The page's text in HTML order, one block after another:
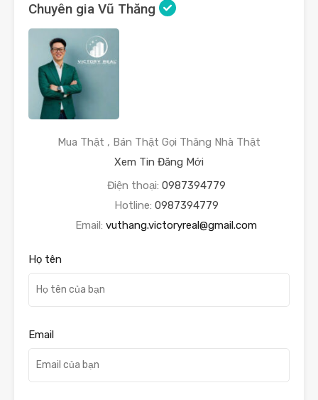
Chuyên gia Vũ Thăng
Mua Thật , Bán Thật Gọi Thăng Nhà Thật
Xem Tin Đăng Mới
Điện thoại: 0987394779
Hotline: 0987394779
Email: vuthang.victoryreal@gmail.com
Họ tên
Email